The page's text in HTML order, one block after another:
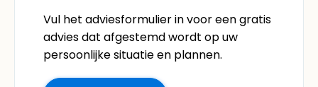
Vul het adviesformulier in voor een gratis
advies dat afgestemd wordt op uw
persoonlijke situatie en plannen.